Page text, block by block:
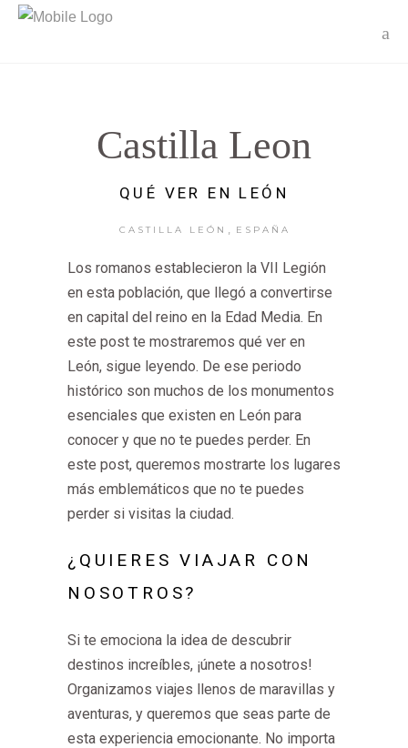
Castilla Leon
QUÉ VER EN LEÓN
CASTILLA LEÓN ESPAÑA
Los romanos establecieron la VII Legión
en esta población, que llegó a convertirse
en capital del reino en la Edad Media. En
este post te mostraremos qué ver en
León, sigue leyendo. De ese periodo
histórico son muchos de los monumentos
esenciales que existen en León para
conocer y que no te puedes perder. En
este post, queremos mostrarte los lugares
más emblemáticos que no te puedes
perder si visitas la ciudad.
¿QUIERES VIAJAR CON
NOSOTROS?
Si te emociona la idea de descubrir
destinos increíbles, ¡únete a nosotros!
Organizamos viajes llenos de maravillas y
aventuras, y queremos que seas parte de
esta experiencia emocionante. No importa